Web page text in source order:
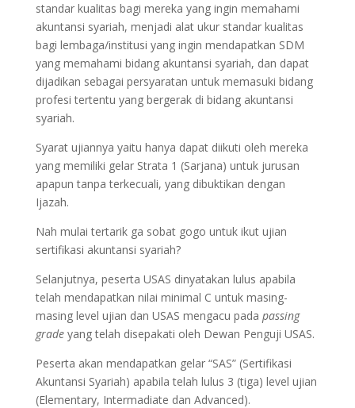
standar kualitas bagi mereka yang ingin memahami
akuntansi syariah, menjadi alat ukur standar kualitas
bagi lembaga/institusi yang ingin mendapatkan SDM
yang memahami bidang akuntansi syariah, dan dapat
dijadikan sebagai persyaratan untuk memasuki bidang
profesi tertentu yang bergerak di bidang akuntansi
syariah.
Syarat ujiannya yaitu hanya dapat diikuti oleh mereka
yang memiliki gelar Strata 1 (Sarjana) untuk jurusan
apapun tanpa terkecuali, yang dibuktikan dengan
Ijazah.
Nah mulai tertarik ga sobat gogo untuk ikut ujian
sertifikasi akuntansi syariah?
Selanjutnya, peserta USAS dinyatakan lulus apabila
telah mendapatkan nilai minimal C untuk masing-
masing level ujian dan USAS mengacu pada passing
gradeyang telah disepakati oleh Dewan Penguji USAS.
Peserta akan mendapatkan gelar “SAS” (Sertifikasi
Akuntansi Syariah) apabila telah lulus 3 (tiga) level ujian
(Elementary, Intermadiate dan Advanced).